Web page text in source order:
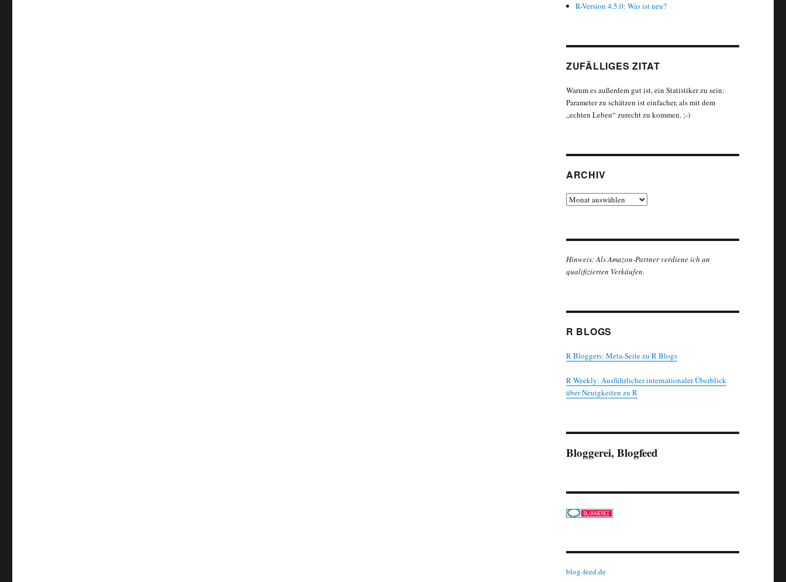
R-Version 4.5.0: Was ist neu?
ZUFÄLLIGES ZITAT
Warum es außerdem gut ist, ein Statistiker zu sein:
Parameter zu schätzen ist einfacher, als mit dem
„echten Leben“ zurecht zu kommen. ;-)
ARCHIV
Archiv
Hinweis: Als Amazon-Partner verdiene ich an
qualifizierten Verkäufen.
R BLOGS
R Bloggers: Meta-Seite zu R Blogs
R Weekly: Ausführlicher internationaler Überblick
über Neuigkeiten zu R
Bloggerei, Blogfeed
blog-feed.de